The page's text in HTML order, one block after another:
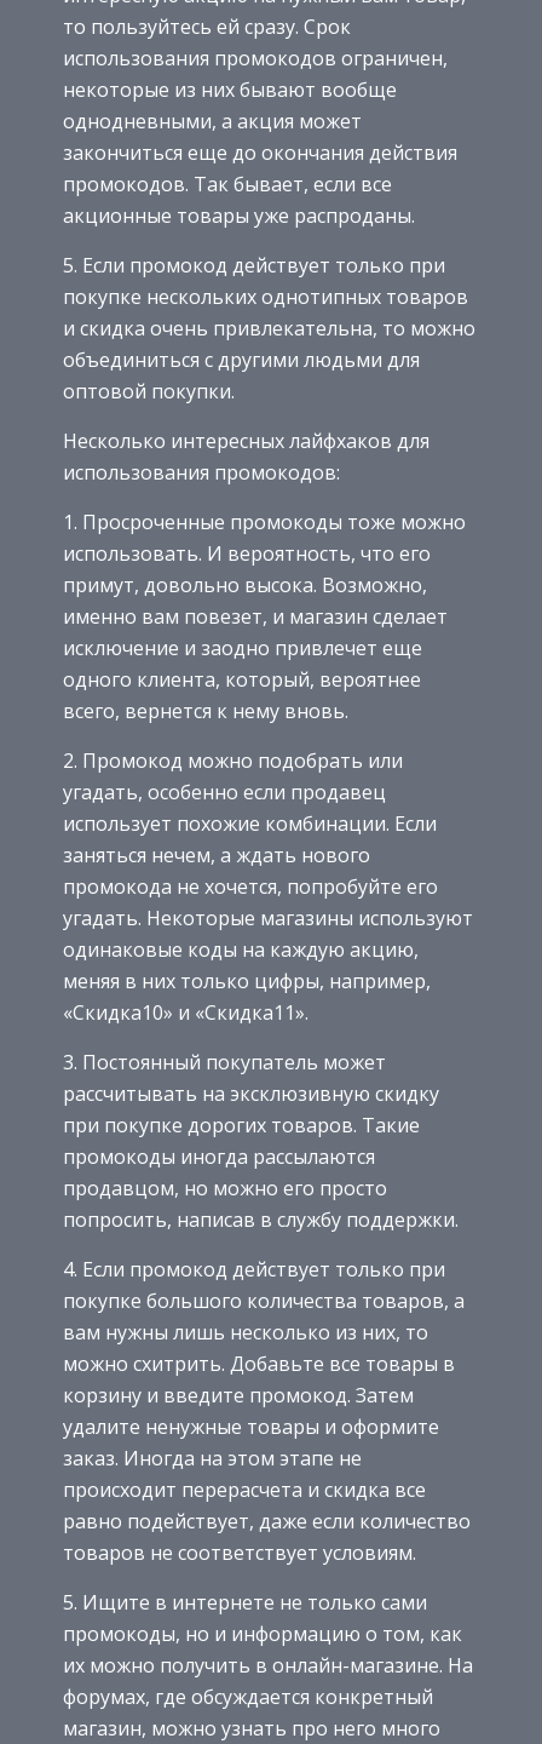
то пользуйтесь ей сразу. Срок
использования промокодов ограничен,
некоторые из них бывают вообще
однодневными, а акция может
закончиться еще до окончания действия
промокодов. Так бывает, если все
акционные товары уже распроданы.
5. Если промокод действует только при
покупке нескольких однотипных товаров
и скидка очень привлекательна, то можно
объединиться с другими людьми для
оптовой покупки.
Несколько интересных лайфхаков для
использования промокодов:
1. Просроченные промокоды тоже можно
использовать. И вероятность, что его
примут, довольно высока. Возможно,
именно вам повезет, и магазин сделает
исключение и заодно привлечет еще
одного клиента, который, вероятнее
всего, вернется к нему вновь.
2. Промокод можно подобрать или
угадать, особенно если продавец
использует похожие комбинации. Если
заняться нечем, а ждать нового
промокода не хочется, попробуйте его
угадать. Некоторые магазины используют
одинаковые коды на каждую акцию,
меняя в них только цифры, например,
«Скидка10» и «Скидка11».
3. Постоянный покупатель может
рассчитывать на эксклюзивную скидку
при покупке дорогих товаров. Такие
промокоды иногда рассылаются
продавцом, но можно его просто
попросить, написав в службу поддержки.
4. Если промокод действует только при
покупке большого количества товаров, а
вам нужны лишь несколько из них, то
можно схитрить. Добавьте все товары в
корзину и введите промокод. Затем
удалите ненужные товары и оформите
заказ. Иногда на этом этапе не
происходит перерасчета и скидка все
равно подействует, даже если количество
товаров не соответствует условиям.
5. Ищите в интернете не только сами
промокоды, но и информацию о том, как
их можно получить в онлайн-магазине. На
форумах, где обсуждается конкретный
магазин, можно узнать про него много